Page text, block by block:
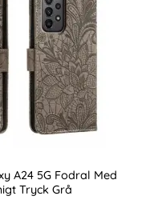
A24 5G Fodral Med
Tryck Grå